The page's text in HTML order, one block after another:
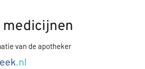
van de apotheker
.nl